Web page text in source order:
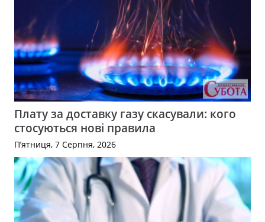
Плату за доставку газу скасували: кого
стосуються нові правила
П’ятниця, 7 Серпня, 2026